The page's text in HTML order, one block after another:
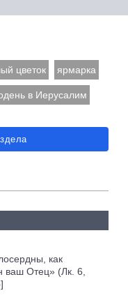
цветок ярмарка
в Иерусалим
как
ваш Отец» (Лк. 6,